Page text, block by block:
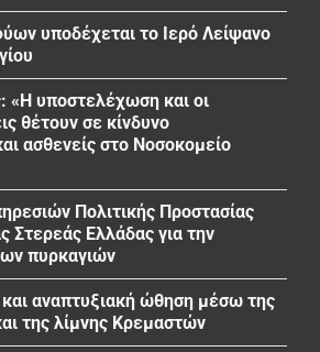
υποδέχεται το Ιερό Λείψανο
«Η υποστελέχωση και οι
θέτουν σε κίνδυνο
ασθενείς στο Νοσοκομείο
Πολιτικής Προστασίας
Στερεάς Ελλάδας για την
πυρκαγιών
αναπτυξιακή ώθηση μέσω της
της λίμνης Κρεμαστών